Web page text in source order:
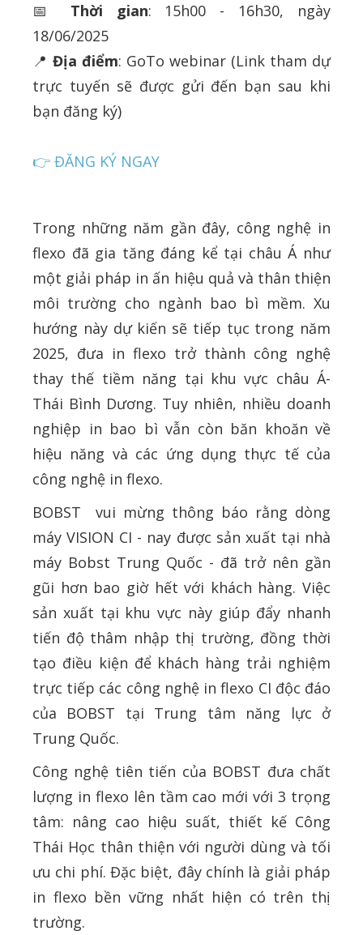
📅 Thời gian: 15h00 - 16h30, ngày
18/06/2025
📍 Địa điểm: GoTo webinar (Link tham dự
trực tuyến sẽ được gửi đến bạn sau khi
bạn đăng ký)
👉 ĐĂNG KÝ NGAY
Trong những năm gần đây, công nghệ in
flexo đã gia tăng đáng kể tại châu Á như
một giải pháp in ấn hiệu quả và thân thiện
môi trường cho ngành bao bì mềm. Xu
hướng này dự kiến sẽ tiếp tục trong năm
2025, đưa in flexo trở thành công nghệ
thay thế tiềm năng tại khu vực châu Á-
Thái Bình Dương. Tuy nhiên, nhiều doanh
nghiệp in bao bì vẫn còn băn khoăn về
hiệu năng và các ứng dụng thực tế của
công nghệ in flexo.
BOBST vui mừng thông báo rằng dòng
máy VISION CI - nay được sản xuất tại nhà
máy Bobst Trung Quốc - đã trở nên gần
gũi hơn bao giờ hết với khách hàng. Việc
sản xuất tại khu vực này giúp đẩy nhanh
tiến độ thâm nhập thị trường, đồng thời
tạo điều kiện để khách hàng trải nghiệm
trực tiếp các công nghệ in flexo CI độc đáo
của BOBST tại Trung tâm năng lực ở
Trung Quốc.
Công nghệ tiên tiến của BOBST đưa chất
lượng in flexo lên tầm cao mới với 3 trọng
tâm: nâng cao hiệu suất, thiết kế Công
Thái Học thân thiện với người dùng và tối
ưu chi phí. Đặc biệt, đây chính là giải pháp
in flexo bền vững nhất hiện có trên thị
trường.